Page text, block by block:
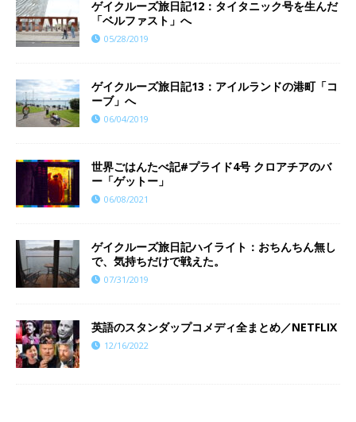
ゲイクルーズ旅日記12：タイタニック号を生んだ
「ベルファスト」へ
05/28/2019
ゲイクルーズ旅日記13：アイルランドの港町「コ
ーブ」へ
06/04/2019
世界ごはんたべ記#プライド4号 クロアチアのバ
ー「ゲットー」
06/08/2021
ゲイクルーズ旅日記ハイライト：おちんちん無し
で、気持ちだけで戦えた。
07/31/2019
英語のスタンダップコメディ全まとめ／NETFLIX
12/16/2022